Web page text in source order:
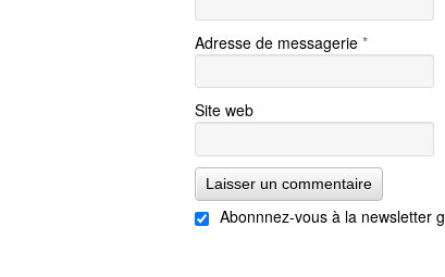
Adresse de messagerie *
Site web
Abonnnez-vous à la newsletter